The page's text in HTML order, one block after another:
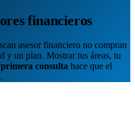
financieros
asesor financiero no compran
y un plan. Mostrar tus áreas, tu
consulta hace que el